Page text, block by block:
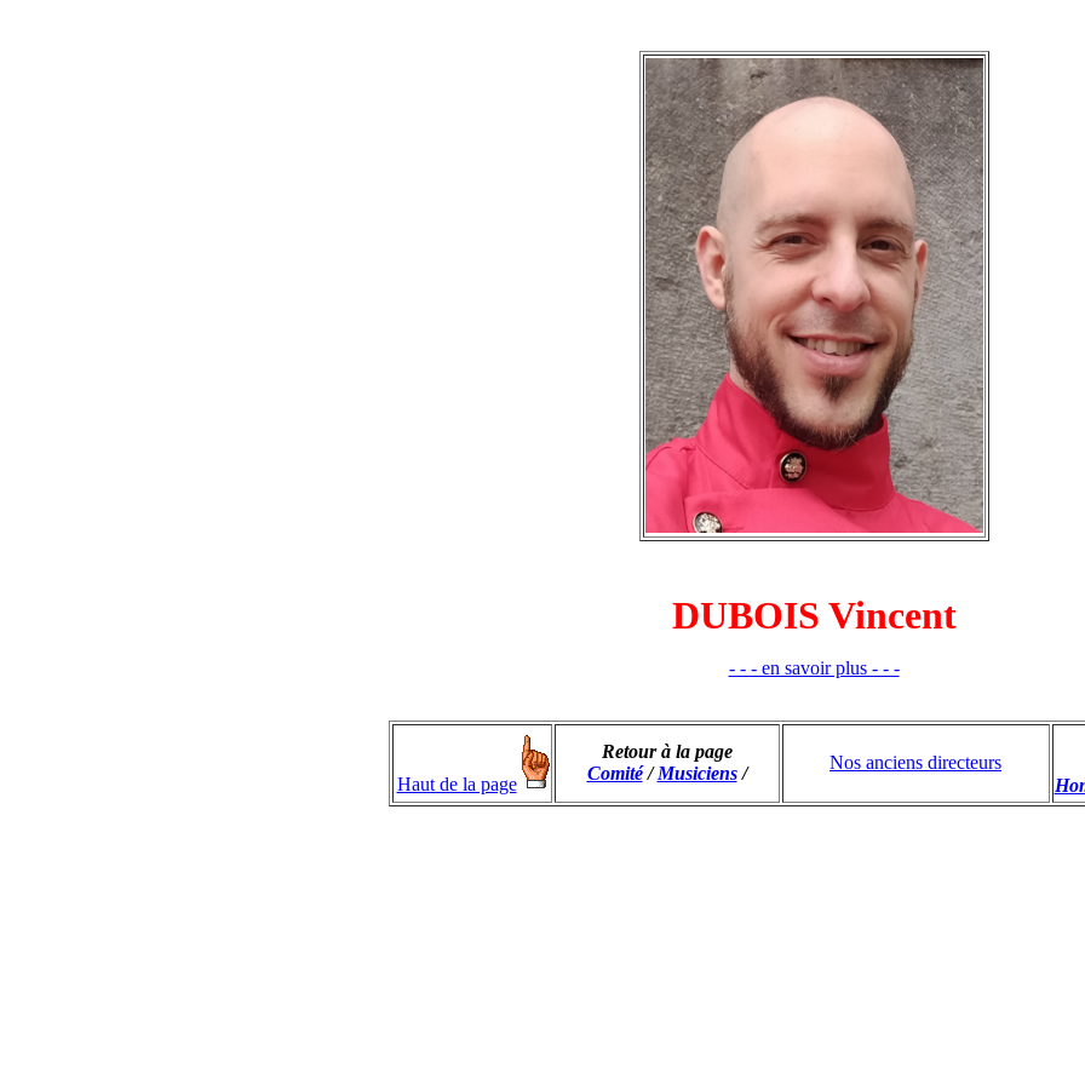
DUBOIS Vincent
- - - en savoir plus - - -
Haut de la page
Retour à la page
Comité/Musiciens/
Nos anciens directeurs